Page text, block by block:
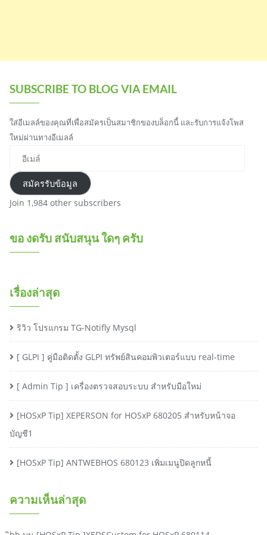
SUBSCRIBE TO BLOG VIA EMAIL
ใส่อีเมลล์ของคุณที่เพื่อสมัครเป็นสมาชิกของบล็อกนี้ และรับการแจ้งโพส
ใหม่ผ่านทางอีเมลล์
สมัครรับข้อมูล
Join 1,984 other subscribers
ขอ งดรับ สนับสนุน ใดๆ ครับ
เรื่องล่าสุด
ริวิว โปรแกรม TG-Notifly Mysql
[ GLPI ] คู่มือติดตั้ง GLPI ทรัพย์สินคอมพิวเตอร์แบบ real-time
[ Admin Tip ] เครื่องตรวจสอบระบบ สำหรับมือใหม่
[HOSxP Tip] XEPERSON for HOSxP 680205 สำหรับหน้าจอ
บัญชี1
[HOSxP Tip] ANTWEBHOS 680123 เพิ่มเมนูปิดลูกหนี้
ความเห็นล่าสุด